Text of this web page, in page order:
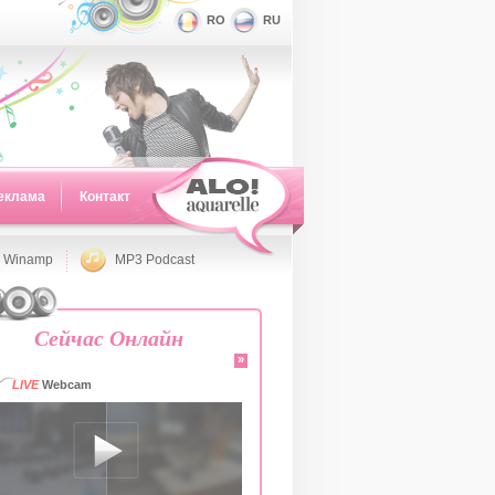
RO RU
Контакт
Winamp MP3 Podcast
Сейчас Онлайн
»
LIVEWebcam